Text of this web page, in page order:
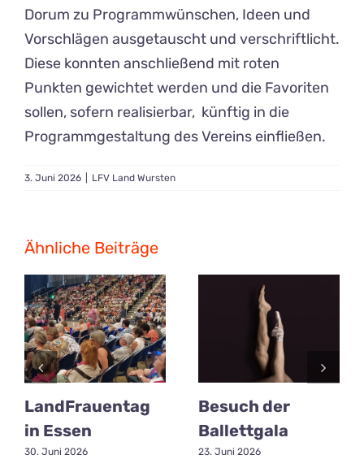
Dorum zu Programmwünschen, Ideen und
Vorschlägen ausgetauscht und verschriftlicht.
Diese konnten anschließend mit roten
Punkten gewichtet werden und die Favoriten
sollen, sofern realisierbar, künftig in die
Programmgestaltung des Vereins einfließen.
3. Juni 2026 LFV Land Wursten
Ähnliche Beiträge
LandFrauentag
in Essen
30. Juni 2026
Besuch der
Ballettgala
23. Juni 2026